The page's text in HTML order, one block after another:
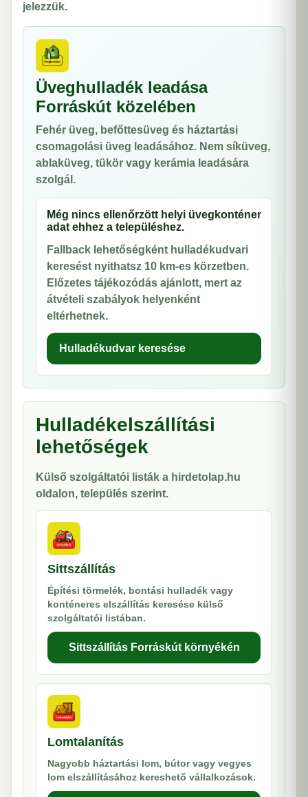
jelezzük.
Üveghulladék leadása
Forráskút közelében
Fehér üveg, befőttesüveg és háztartási
csomagolási üveg leadásához. Nem síküveg,
ablaküveg, tükör vagy kerámia leadására
szolgál.
Még nincs ellenőrzött helyi üvegkonténer
adat ehhez a településhez.
Fallback lehetőségként hulladékudvari
keresést nyithatsz 10 km-es körzetben.
Előzetes tájékozódás ajánlott, mert az
átvételi szabályok helyenként
eltérhetnek.
Hulladékudvar keresése
Hulladékelszállítási
lehetőségek
Külső szolgáltatói listák a hirdetolap.hu
oldalon, település szerint.
Sittszállítás
Építési törmelék, bontási hulladék vagy
konténeres elszállítás keresése külső
szolgáltatói listában.
Sittszállítás Forráskút környékén
Lomtalanítás
Nagyobb háztartási lom, bútor vagy vegyes
lom elszállításához kereshető vállalkozások.